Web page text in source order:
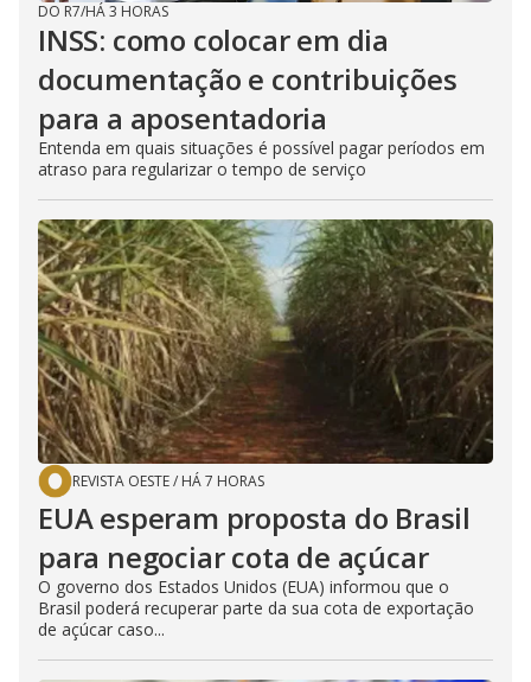
DO R7/HÁ 3 HORAS
INSS: como colocar em dia
documentação e contribuições
para a aposentadoria
Entenda em quais situações é possível pagar períodos em
atraso para regularizar o tempo de serviço
REVISTA OESTE/ HÁ 7 HORAS
EUA esperam proposta do Brasil
para negociar cota de açúcar
O governo dos Estados Unidos (EUA) informou que o
Brasil poderá recuperar parte da sua cota de exportação
de açúcar caso...